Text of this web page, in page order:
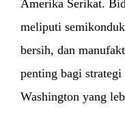
Amerika Serikat.
meliputi
bersih, dan
penting bagi
Washington yang